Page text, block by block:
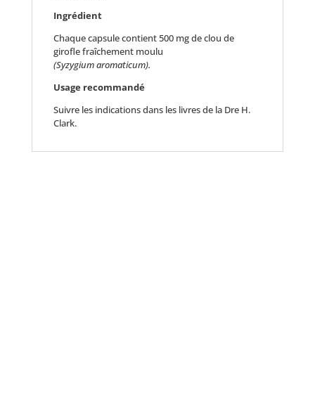
Ingrédient
Chaque capsule contient 500 mg de clou de
girofle fraîchement moulu
(Syzygium aromaticum).
Usage recommandé
Suivre les indications dans les livres de la Dre H.
Clark.